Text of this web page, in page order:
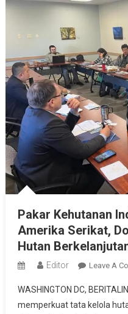
Pakar Kehutanan
Amerika Serikat,
Hutan
Editor Leave A
WASHINGTON DC,
memperkuat tata kelola